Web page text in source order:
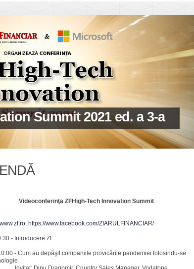
Summit 2021 ed. a 3-a
Videoconferinţa ZFHigh-Tech Innovation Summit
www.zf.ro, https://www.facebook.com/ZIARULFINANCIAR/
- Introducere ZF
- Cum au depăşit companiile provicările pandemiei folosindu-se